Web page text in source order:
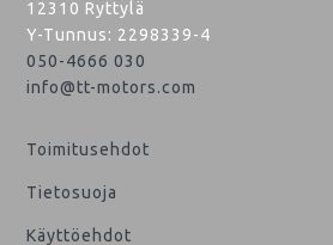
12310 Ryttylä
Y-Tunnus: 2298339-4
050-4666 030
info@tt-motors.com
Toimitusehdot
Tietosuoja
Käyttöehdot